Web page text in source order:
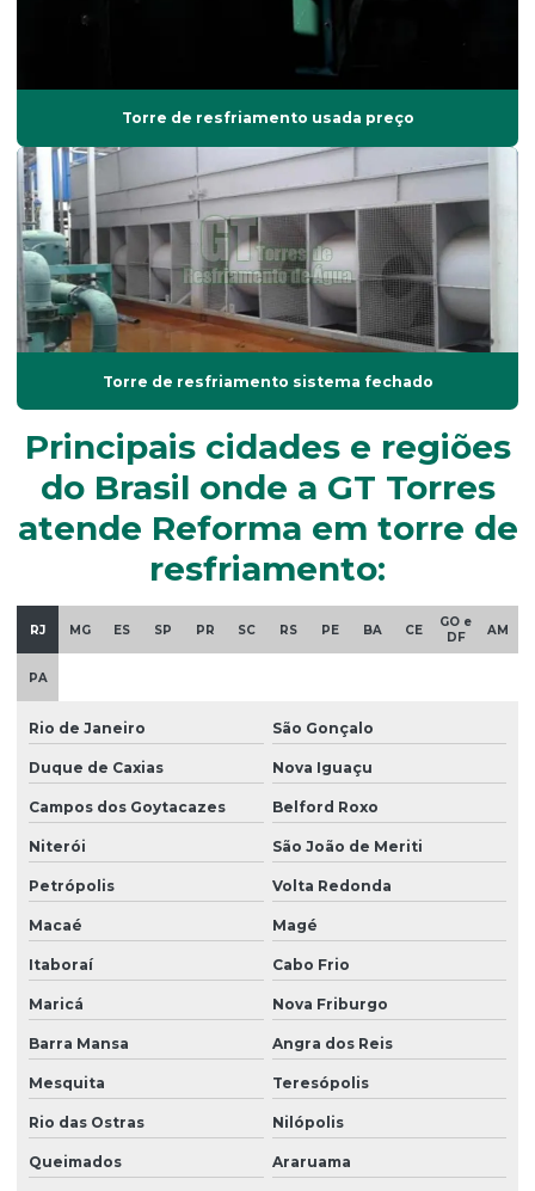
Plano de manutenção torre de resfriamento
Retentor de gotas
Retentor de gotículas
Serviço de balanceamento dinâmico
Torre de arrefecimento
Torre de arrefecimento alfaterm
Torre de refrigeração
Torre de refrigeração de agua
Torre de refrigeração alpina
Torre de resfriamento
Torre de resfriamento de água industrial
Torre de resfriamento de água preço
Torre de resfriamento de água usada
Torre de resfriamento de água usada preço
Torre de resfriamento alfaterm
Torre de resfriamento de condensação
Torre de resfriamento fechada
Torre de resfriamento industrial
Torre de resfriamento industrial preço
Torre de resfriamento para injetora
Torre de resfriamento korper
Torre de resfriamento usada preço
Torre de resfriamento sistema fechado
Principais cidades e regiões
do Brasil onde a GT Torres
atende Reforma em torre de
resfriamento:
RJ MG ES SP PR SC RS PE BA CE
GO e
DF
AM
PA
Rio de Janeiro São Gonçalo
Duque de Caxias Nova Iguaçu
Campos dos Goytacazes Belford Roxo
Niterói São João de Meriti
Petrópolis Volta Redonda
Macaé Magé
Itaboraí Cabo Frio
Maricá Nova Friburgo
Barra Mansa Angra dos Reis
Mesquita Teresópolis
Rio das Ostras Nilópolis
Queimados Araruama